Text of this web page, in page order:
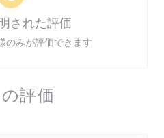
評価
された評価
のみが評価できます